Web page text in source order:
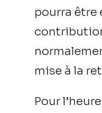
pourra être
mise à la
Pour